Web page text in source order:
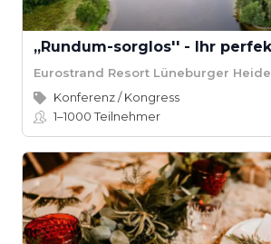
Eurostrand Resort Lüneburger Heide
Konferenz / Kongress
1–1000Teilnehmer